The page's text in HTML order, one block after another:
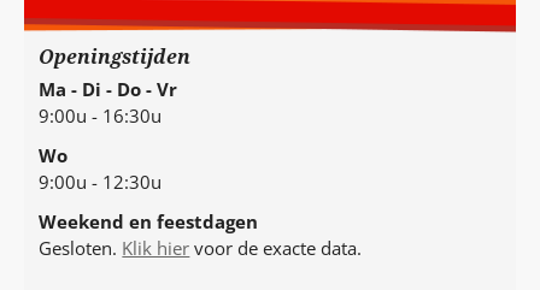
Openingstijden
Ma - Di - Do - Vr
9:00u - 16:30u
Wo
9:00u - 12:30u
Weekend en feestdagen
Gesloten. Klik hier voor de exacte data.